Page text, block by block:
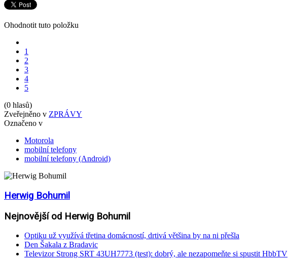
Ohodnotit tuto položku
1
2
3
4
5
(0 hlasů)
Zveřejněno v ZPRÁVY
Označeno v
Motorola
mobilní telefony
mobilní telefony (Android)
Herwig Bohumil
Nejnovější od Herwig Bohumil
Optiku už využívá třetina domácností, drtivá většina by na ni přešla
Den Šakala z Bradavic
Televizor Strong SRT 43UH7773 (test): dobrý, ale nezapomeňte si spustit HbbTV